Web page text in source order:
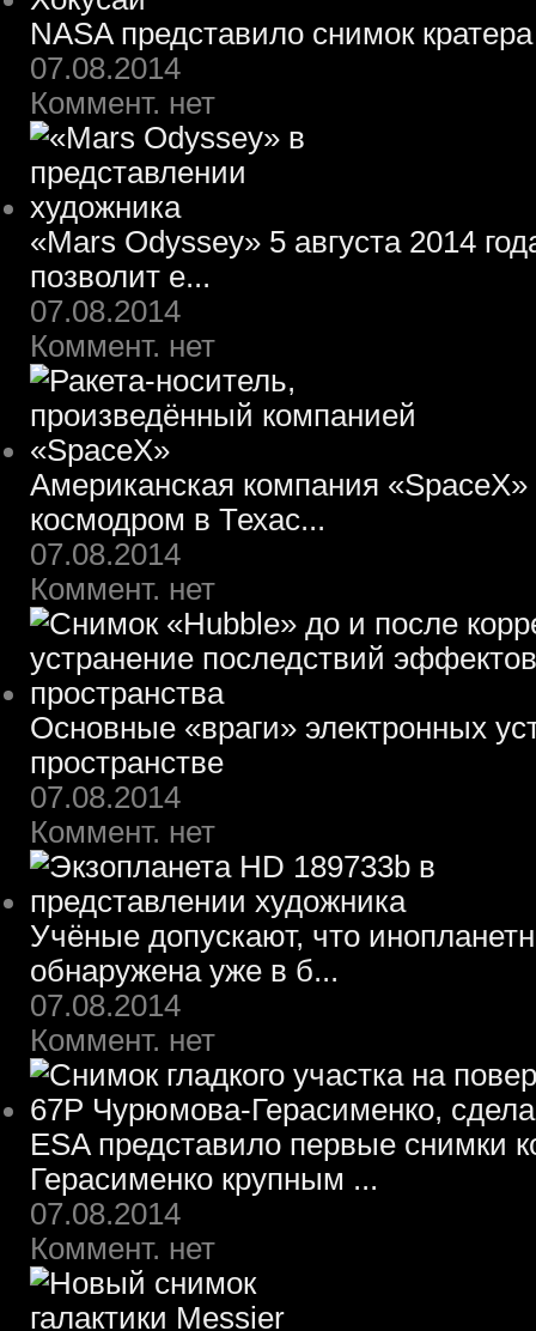
NASA представило снимок
07.08.2014
Коммент. нет
«Mars Odyssey» 5 августа 2014
позволит е...
07.08.2014
Коммент. нет
Американская компания
космодром в Техас...
07.08.2014
Коммент. нет
Основные «враги» электронных
пространстве
07.08.2014
Коммент. нет
Учёные допускают, что
обнаружена уже в б...
07.08.2014
Коммент. нет
ESA представило первые снимки
Герасименко крупным ...
07.08.2014
Коммент. нет